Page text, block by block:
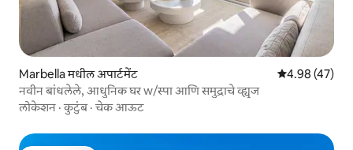
Marbella मधील अपार्टमेंट 5 पैकी 4.98
4.98 (47)
नवीन बांधलेले, आधुनिक घर w/स्पा आणि समुद्राचे व्ह्यूज
लोकेशन ·कुटुंब·चेक आऊट